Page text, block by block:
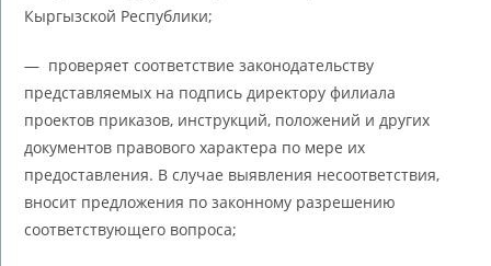
Кыргызской Республики;
— проверяет соответствие законодательству
представляемых на подпись директору филиала
проектов приказов, инструкций, положений и других
документов правового характера по мере их
предоставления. В случае выявления несоответствия,
вносит предложения по законному разрешению
соответствующего вопроса;